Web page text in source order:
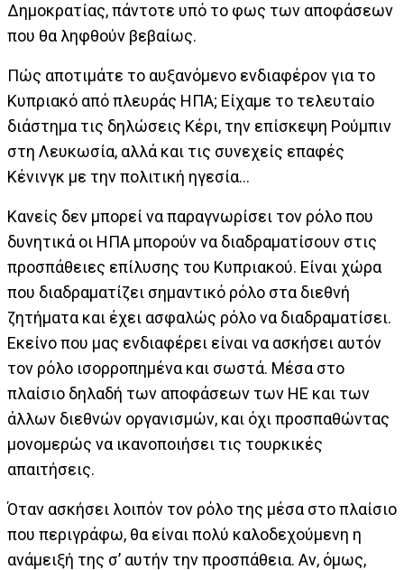
Δημοκρατίας, πάντοτε υπό το φως των αποφάσεων
που θα ληφθούν βεβαίως.
Πώς αποτιμάτε το αυξανόμενο ενδιαφέρον για το
Κυπριακό από πλευράς ΗΠΑ; Είχαμε το τελευταίο
διάστημα τις δηλώσεις Κέρι, την επίσκεψη Ρούμπιν
στη Λευκωσία, αλλά και τις συνεχείς επαφές
Κένινγκ με την πολιτική ηγεσία…
Κανείς δεν μπορεί να παραγνωρίσει τον ρόλο που
δυνητικά οι ΗΠΑ μπορούν να διαδραματίσουν στις
προσπάθειες επίλυσης του Κυπριακού. Είναι χώρα
που διαδραματίζει σημαντικό ρόλο στα διεθνή
ζητήματα και έχει ασφαλώς ρόλο να διαδραματίσει.
Εκείνο που μας ενδιαφέρει είναι να ασκήσει αυτόν
τον ρόλο ισορροπημένα και σωστά. Μέσα στο
πλαίσιο δηλαδή των αποφάσεων των ΗΕ και των
άλλων διεθνών οργανισμών, και όχι προσπαθώντας
μονομερώς να ικανοποιήσει τις τουρκικές
απαιτήσεις.
Όταν ασκήσει λοιπόν τον ρόλο της μέσα στο πλαίσιο
που περιγράφω, θα είναι πολύ καλοδεχούμενη η
ανάμειξή της σ’ αυτήν την προσπάθεια. Αν, όμως,